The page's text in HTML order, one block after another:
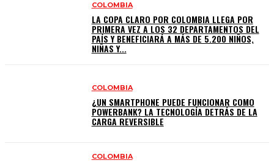
COLOMBIA
LA COPA CLARO POR COLOMBIA LLEGA POR
PRIMERA VEZ A LOS 32 DEPARTAMENTOS DEL
PAÍS Y BENEFICIARÁ A MÁS DE 5.200 NIÑOS,
NIÑAS Y...
COLOMBIA
¿UN SMARTPHONE PUEDE FUNCIONAR COMO
POWERBANK? LA TECNOLOGÍA DETRÁS DE LA
CARGA REVERSIBLE
COLOMBIA